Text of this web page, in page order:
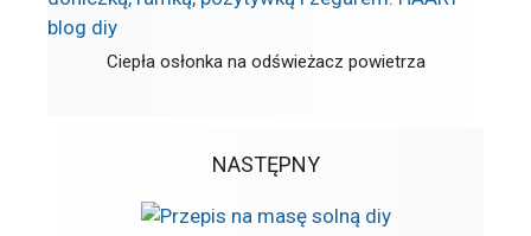
Ciepła osłonka na odświeżacz powietrza
NASTĘPNY